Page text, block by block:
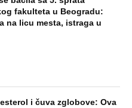
fakulteta u Beogradu:
na licu mesta, istraga u
i čuva zglobove: Ova